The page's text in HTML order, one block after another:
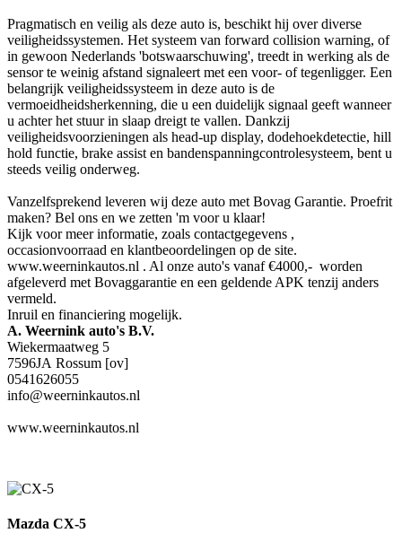
Pragmatisch en veilig als deze auto is, beschikt hij over diverse
veiligheidssystemen. Het systeem van forward collision warning, of
in gewoon Nederlands 'botswaarschuwing', treedt in werking als de
sensor te weinig afstand signaleert met een voor- of tegenligger. Een
belangrijk veiligheidssysteem in deze auto is de
vermoeidheidsherkenning, die u een duidelijk signaal geeft wanneer
u achter het stuur in slaap dreigt te vallen. Dankzij
veiligheidsvoorzieningen als head-up display, dodehoekdetectie, hill
hold functie, brake assist en bandenspanningcontrolesysteem, bent u
steeds veilig onderweg.
Vanzelfsprekend leveren wij deze auto met Bovag Garantie. Proefrit
maken? Bel ons en we zetten 'm voor u klaar!
Kijk voor meer informatie, zoals contactgegevens ,
occasionvoorraad en klantbeoordelingen op de site.
www.weerninkautos.nl . Al onze auto's vanaf €4000,- worden
afgeleverd met Bovaggarantie en een geldende APK tenzij anders
vermeld.
Inruil en financiering mogelijk.
A. Weernink auto's B.V.
Wiekermaatweg 5
7596JA Rossum [ov]
0541626055
info@weerninkautos.nl
www.weerninkautos.nl
Mazda CX-5